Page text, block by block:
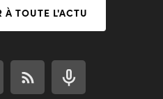
À TOUTE L'ACTU